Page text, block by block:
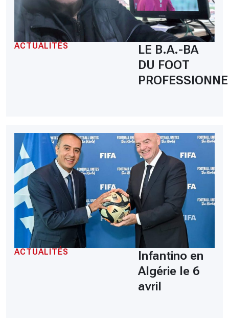
ACTUALITÉS
LE B.A.-BA
DU FOOT
ACTUALITÉS
Infantino en
Algérie le 6
avril